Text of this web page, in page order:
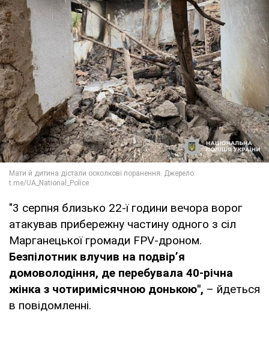
"3 серпня близько 22-ї години вечора ворог
атакував прибережну частину одного з сіл
Марганецької громади FPV-дроном.
Безпілотник влучив на подвірʼя
домоволодіння, де перебувала 40-річна
жінка з чотиримісячною донькою", – йдеться
в повідомленні.